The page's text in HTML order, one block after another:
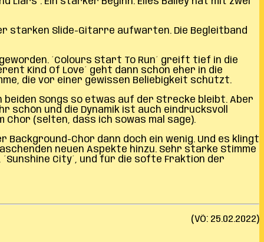
starken Slide-Gitarre aufwarten. Die Begleitband
´Colours Start To Run´ greift tief in die
Kind Of Love´ geht dann schon eher in die
die vor einer gewissen Beliebigkeit schützt.
Songs so etwas auf der Strecke bleibt. Aber
schön und die Dynamik ist auch eindrucksvoll
(selten, dass ich sowas mal sage).
Chor dann doch ein wenig. Und es klingt
neuen Aspekte hinzu. Sehr starke Stimme
City´, und für die softe Fraktion der
(VÖ: 25.02.2022)